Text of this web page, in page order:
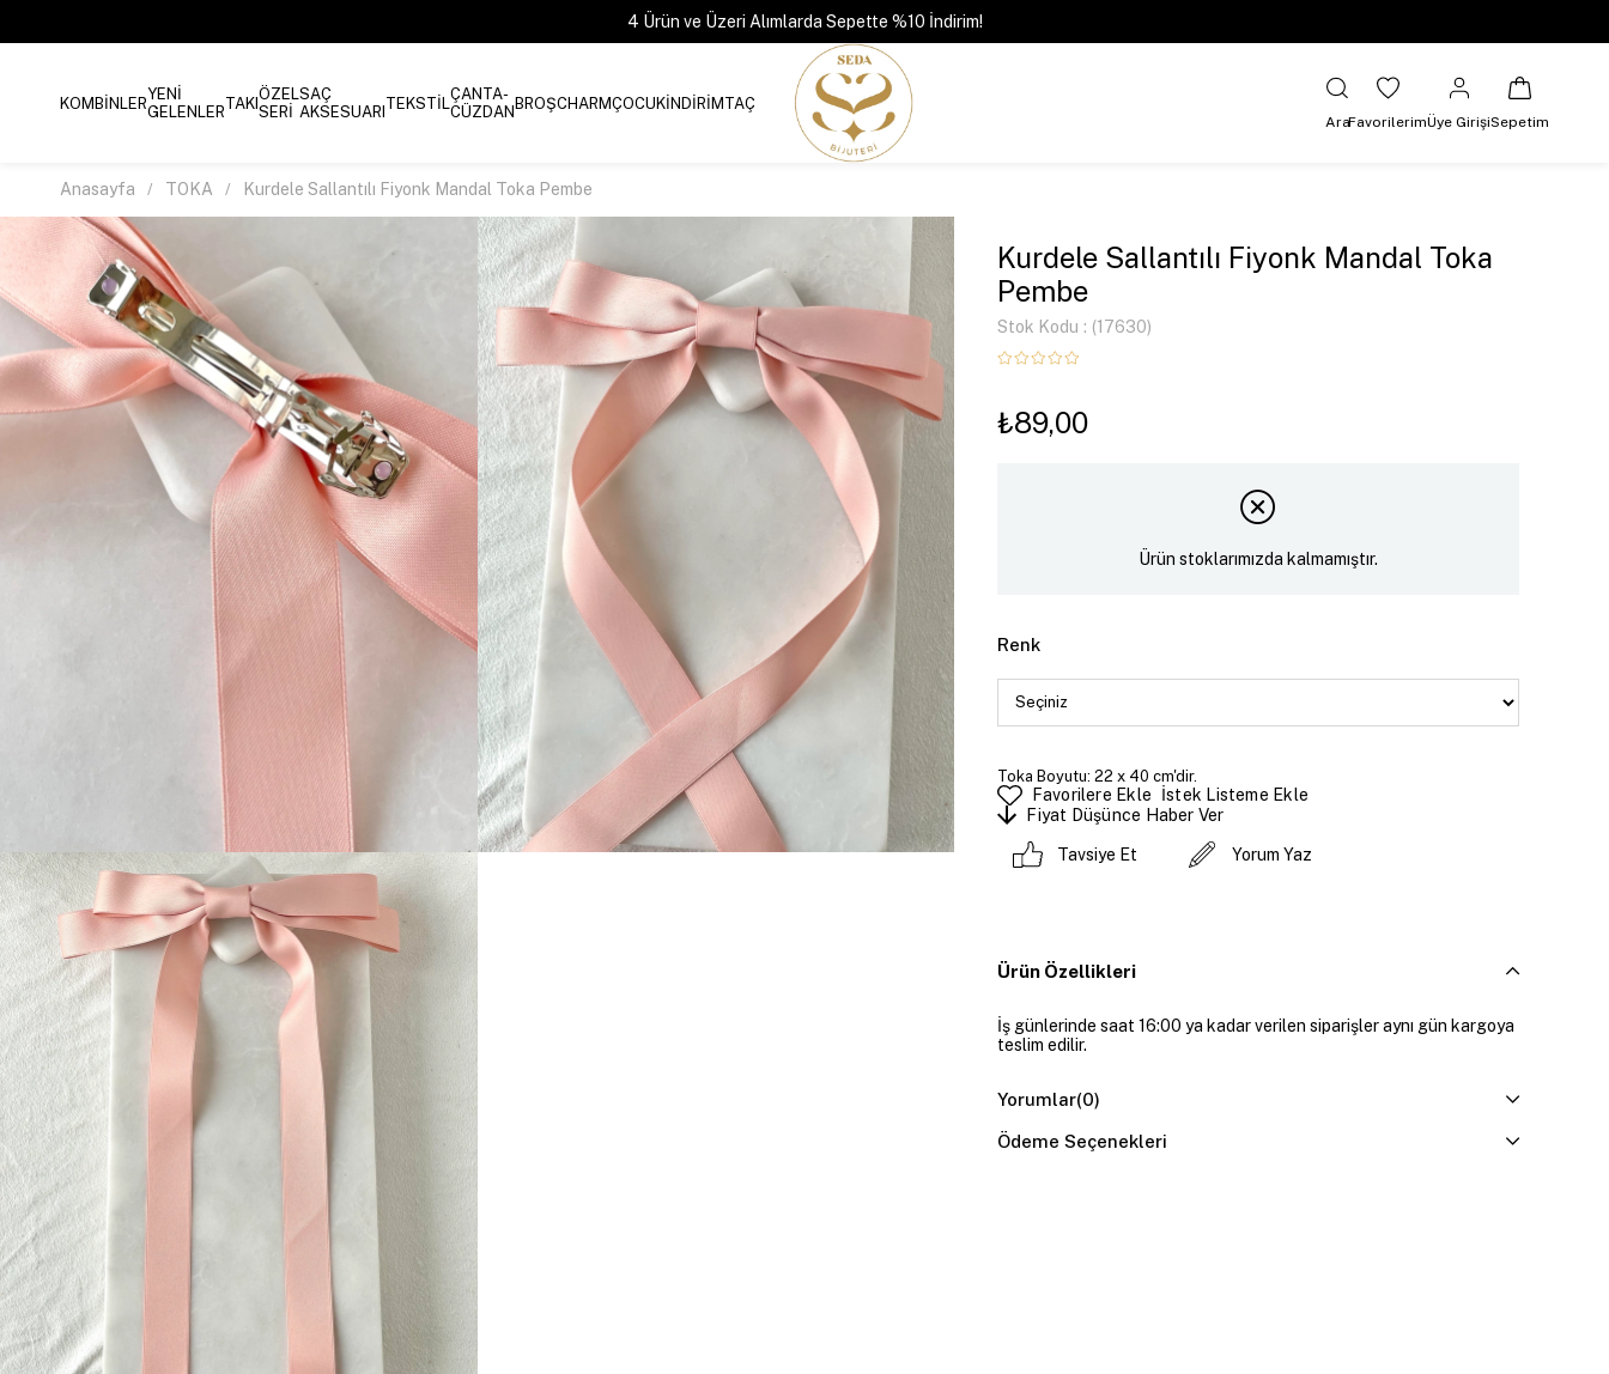
4 Ürün ve Üzeri Alımlarda Sepette %10 İndirim!
KOMBİNLERYENİ
GELENLERTAKIÖZEL
SERİ
SAÇ
AKSESUARI TEKSTİLÇANTA-
CÜZDANBROŞCHARMÇOCUKİNDİRİMTAÇ
AraFavorilerimÜye GirişiSepetim
Anasayfa TOKA Kurdele Sallantılı Fiyonk Mandal Toka Pembe
Kurdele Sallantılı Fiyonk Mandal Toka
Pembe
Stok Kodu (17630)
₺89,00
Ürün stoklarımızda kalmamıştır.
Renk
Toka Boyutu: 22 x 40 cm'dir.
Favorilere Ekle
İstek Listeme Ekle
Fiyat Düşünce Haber Ver
Tavsiye Et Yorum Yaz
Ürün Özellikleri
İş günlerinde saat 16:00 ya kadar verilen siparişler aynı gün kargoya
teslim edilir.
Yorumlar(0)
Ödeme Seçenekleri